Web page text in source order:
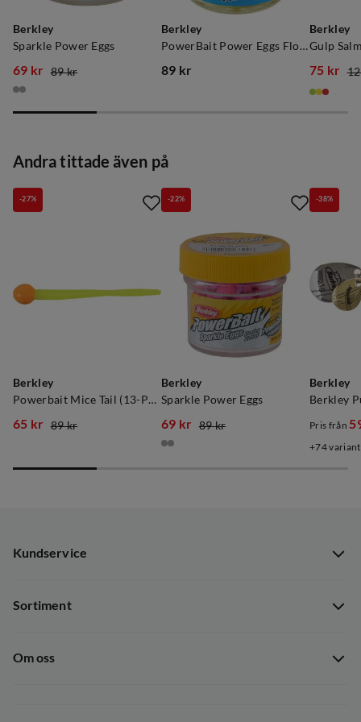
Berkley
Sparkle Power Eggs
discounted
69 kr
original
89 kr
Berkley
PowerBait Power Eggs Floating Magnum Garlic - Clear Silver/Fl.Yellow
89 kr
Berkley
75 kr
original
Andra tittade även på
Berkley
Powerbait Mice Tail (13-Pack) - Orange Silver/Chart
-27%
65 kr
89 kr
Berkley
Sparkle Power Eggs
-22%
discounted
69 kr
original
89 kr
Berkley
Berkley
-38%
Pris från
original
74
Kundservice
Dataskyddspolicy
Sortiment
Om oss